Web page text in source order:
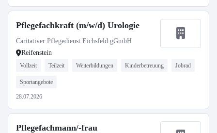
Pflegefachkraft (m/w/d) Urologie
Caritativer Pflegedienst Eichsfeld gGmbH
Reifenstein
Vollzeit Teilzeit Weiterbildungen Kinderbetreuung Jobrad
Sportangebote
28.07.2026
Pflegefachmann/-frau